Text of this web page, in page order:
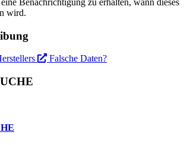
wird.
Falsche Daten?